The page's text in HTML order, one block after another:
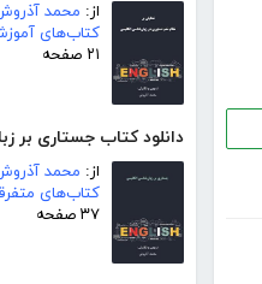
از: محمد
کتاب‌های
۲۱ صفحه
دانلود کتاب جستاری بر
از: محمد
کتاب‌های
۳۷ صفحه